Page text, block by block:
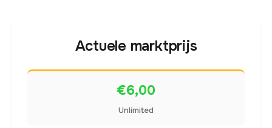
Actuele marktprijs
€6,00
Unlimited